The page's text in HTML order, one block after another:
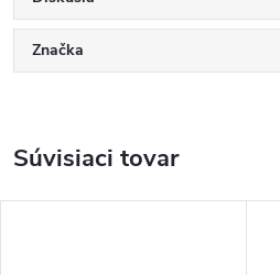
Značka
Súvisiaci tovar